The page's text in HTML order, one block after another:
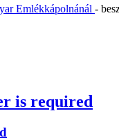
Emlékkápolnánál -
is required